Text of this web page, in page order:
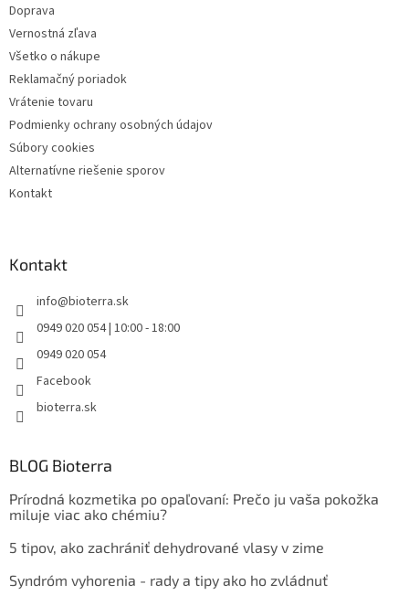
Doprava
Vernostná zľava
Všetko o nákupe
Reklamačný poriadok
Vrátenie tovaru
Podmienky ochrany osobných údajov
Súbory cookies
Alternatívne riešenie sporov
Kontakt
Kontakt
info@bioterra.sk
0949 020 054 | 10:00 - 18:00
0949 020 054
Facebook
bioterra.sk
BLOG Bioterra
Prírodná kozmetika po opaľovaní: Prečo ju vaša pokožka
miluje viac ako chémiu?
5 tipov, ako zachrániť dehydrované vlasy v zime
Syndróm vyhorenia - rady a tipy ako ho zvládnuť